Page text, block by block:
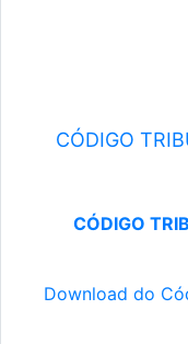
CÓDIGO
CÓDIGO
Download do